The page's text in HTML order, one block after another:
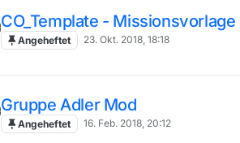
CO_Template - Missionsvorlage
Angeheftet 23. Okt. 2018, 18:18
Gruppe Adler Mod
Angeheftet 16. Feb. 2018, 20:12